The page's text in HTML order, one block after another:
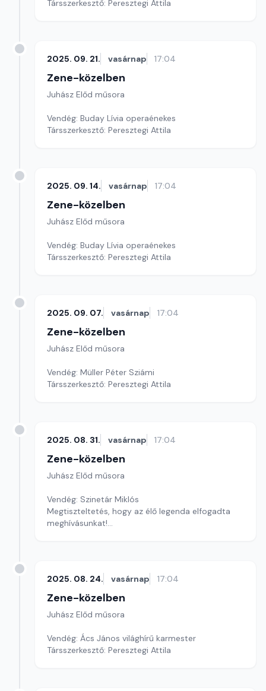
Társszerkesztő: Peresztegi Attila
2025. 09. 21. vasárnap 17:04
Zene-közelben
Juhász Előd műsora
Vendég: Buday Lívia operaénekes
Társszerkesztő: Peresztegi Attila
2025. 09. 14. vasárnap 17:04
Zene-közelben
Juhász Előd műsora
Vendég: Buday Lívia operaénekes
Társszerkesztő: Peresztegi Attila
2025. 09. 07. vasárnap 17:04
Zene-közelben
Juhász Előd műsora
Vendég: Müller Péter Sziámi
Társszerkesztő: Peresztegi Attila
2025. 08. 31. vasárnap 17:04
Zene-közelben
Juhász Előd műsora
Vendég: Szinetár Miklós
Megtiszteltetés, hogy az élő legenda elfogadta
meghívásunkat!
2025. 08. 24. vasárnap 17:04
Zene-közelben
Juhász Előd műsora
Vendég: Ács János világhírű karmester
Társszerkesztő: Peresztegi Attila